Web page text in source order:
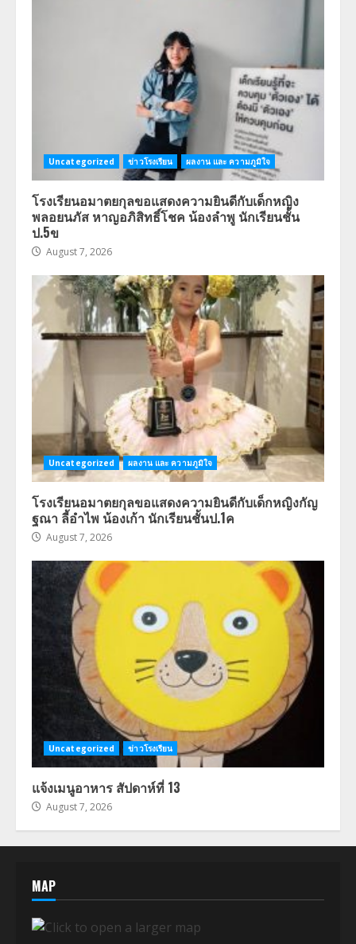
Uncategorized ข่าวโรงเรียน ผลงาน และ ความภูมิใจ
โรงเรียนอมาตยกุลขอแสดงความยินดีกับเด็กหญิง
พลอยนภัส หาญอภิสิทธิ์โชค น้องลำพู นักเรียนชั้น
ป.5ข
August 7, 2026
Uncategorized ผลงาน และ ความภูมิใจ
โรงเรียนอมาตยกุลขอแสดงความยินดีกับเด็กหญิงกัญ
ฐณา ลี้อำไพ น้องเก้า นักเรียนชั้นป.1ค
August 7, 2026
Uncategorized ข่าวโรงเรียน
แจ้งเมนูอาหาร สัปดาห์ที่ 13
August 7, 2026
MAP